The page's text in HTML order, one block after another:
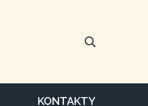
KONTAKTY